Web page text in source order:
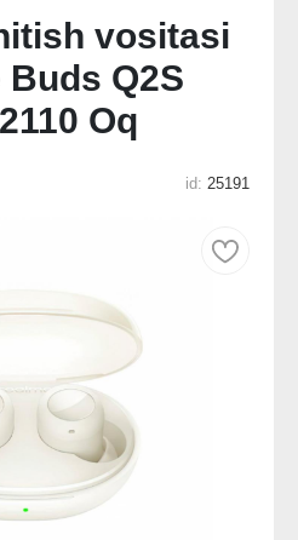
vositasi
Buds Q2S
Oq
id: 25191